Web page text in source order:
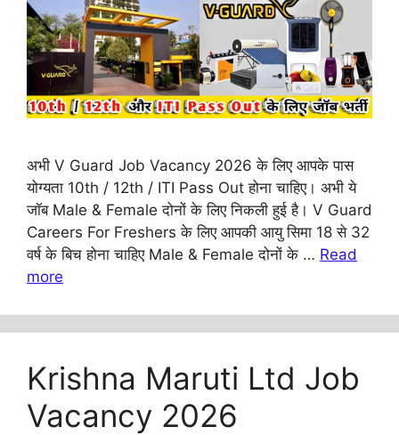
अभी V Guard Job Vacancy 2026 के लिए आपके पास
योग्यता 10th / 12th / ITI Pass Out होना चाहिए। अभी ये
जॉब Male & Female दोनों के लिए निकली हुई है। V Guard
Careers For Freshers के लिए आपकी आयु सिमा 18 से 32
वर्ष के बिच होना चाहिए Male & Female दोनों के … Read
more
Krishna Maruti Ltd Job
Vacancy 2026